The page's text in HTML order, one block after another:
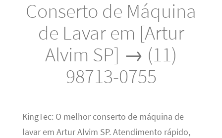
Conserto de Máquina
de Lavar em [Artur
Alvim SP] → (11)
98713-0755
KingTec: O melhor conserto de máquina de
lavar em Artur Alvim SP. Atendimento rápido,